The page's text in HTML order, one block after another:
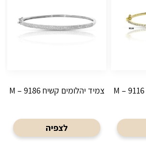
צמיד יהלומים קשיח M – 9186
לצפיה